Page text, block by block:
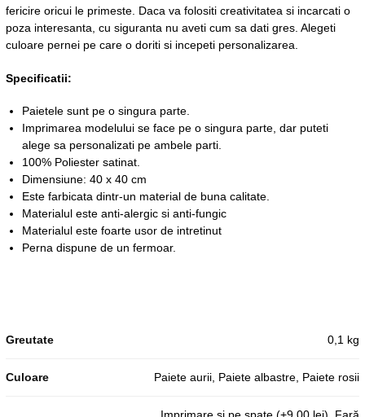
fericire oricui le primeste. Daca va folositi creativitatea si incarcati o
poza interesanta, cu siguranta nu aveti cum sa dati gres. Alegeti
culoare pernei pe care o doriti si incepeti personalizarea.
Specificatii:
Paietele sunt pe o singura parte.
Imprimarea modelului se face pe o singura parte, dar puteti
alege sa personalizati pe ambele parti.
100% Poliester satinat.
Dimensiune: 40 x 40 cm
Este farbicata dintr-un material de buna calitate.
Materialul este anti-alergic si anti-fungic
Materialul este foarte usor de intretinut
Perna dispune de un fermoar.
Greutate 0,1 kg
Culoare Paiete aurii, Paiete albastre, Paiete rosii